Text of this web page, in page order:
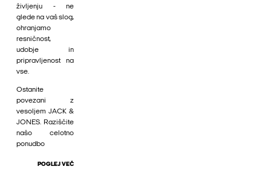
življenju - ne
glede na vaš slog,
ohranjamo
resničnost,
udobje in
pripravljenost na
vse.
Ostanite
povezani z
vesoljem JACK &
JONES. Raziščite
našo celotno
ponudbo
POGLEJ VEČ